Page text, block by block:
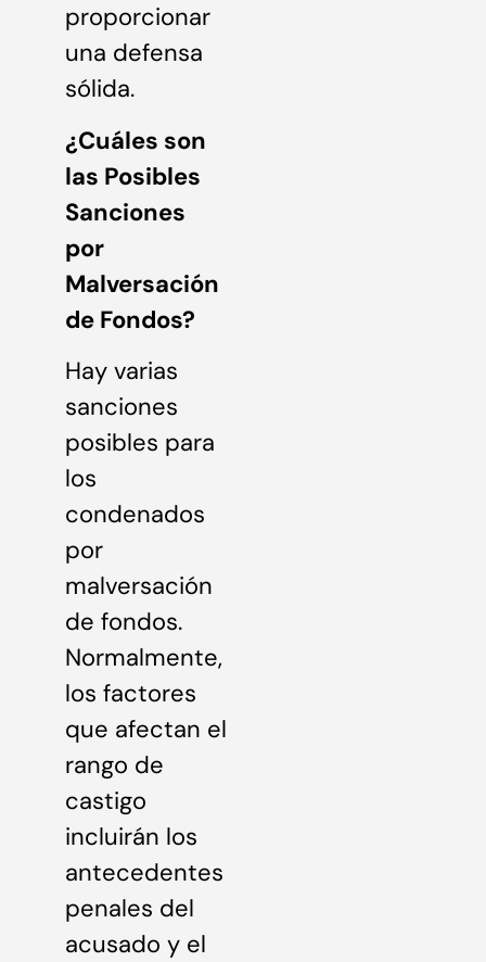
proporcionar
una defensa
sólida.
¿Cuáles son
las Posibles
Sanciones
por
Malversación
de Fondos?
Hay varias
sanciones
posibles para
los
condenados
por
malversación
de fondos.
Normalmente,
los factores
que afectan el
rango de
castigo
incluirán los
antecedentes
penales del
acusado y el